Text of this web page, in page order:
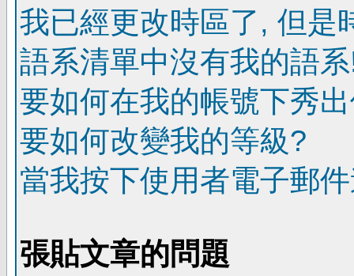
我已經更改時區了, 但是
語系清單中沒有我的語
要如何在我的帳號下秀
要如何改變我的等級?
當我按下使用者電子郵
張貼文章的問題